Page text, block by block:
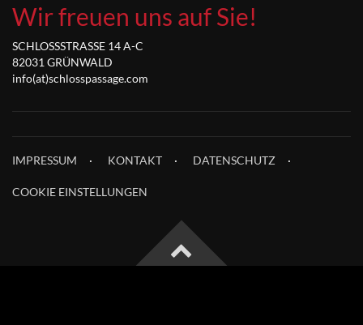
Wir freuen uns auf Sie!
SCHLOSSSTRASSE 14 A-C
82031 GRÜNWALD
info(at)schlosspassage.com
IMPRESSUM KONTAKT DATENSCHUTZ
COOKIE EINSTELLUNGEN